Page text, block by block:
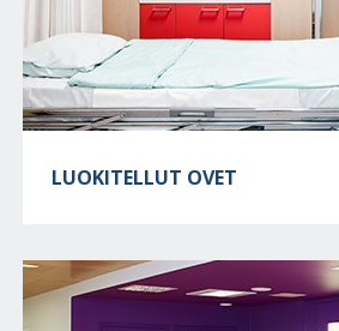
LUOKITELLUT OVET